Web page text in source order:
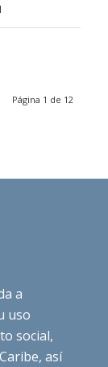
Página 1 de 12
a
uso
social,
así